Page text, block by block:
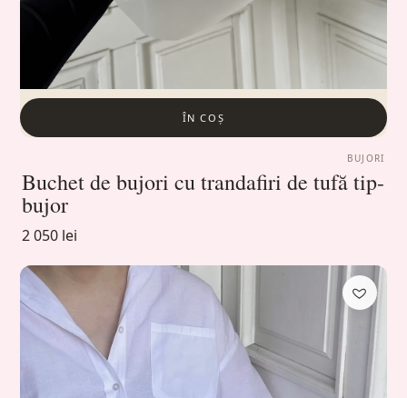
ÎN COȘ
BUJORI
Buchet de bujori cu trandafiri de tufă tip-
bujor
2 050 lei